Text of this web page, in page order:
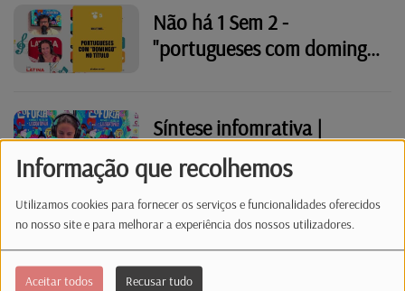
Informação que recolhemos
Utilizamos cookies para fornecer os serviços e funcionalidades oferecidos
no nosso site e para melhorar a experiência dos nossos utilizadores.
Aceitar todos Recusar tudo
Não há 1 Sem 2 -
"portugueses com domingo
Síntese infomrativa |
08.08.26 | 13:00
Síntese informativa |
08.07.26 | 07:00